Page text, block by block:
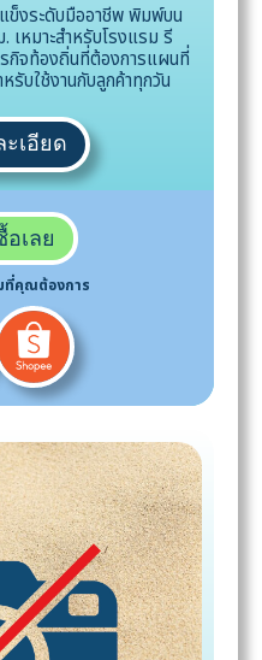
ข็งระดับมืออาชีพ พิมพ์บน
หมาะสำหรับโรงแรม รี
กิจท้องถิ่นที่ต้องการแผนที่
รับใช้งานกับลูกค้าทุกวัน
ะเอียด
อเลย
ที่คุณต้องการ